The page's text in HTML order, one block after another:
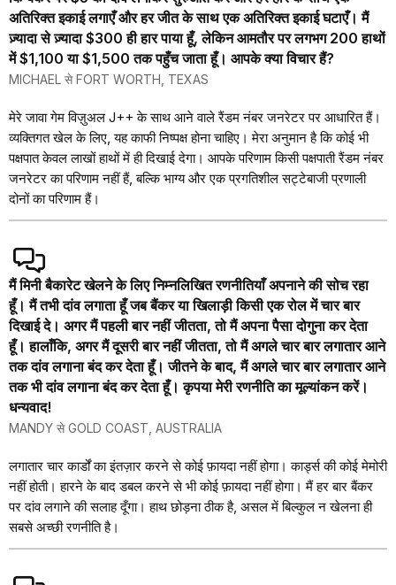
अतिरिक्त इकाई लगाएँ और हर जीत के साथ एक अतिरिक्त इकाई घटाएँ। मैं
ज़्यादा से ज़्यादा $300 ही हार पाया हूँ, लेकिन आमतौर पर लगभग 200 हाथों
में $1,100 या $1,500 तक पहुँच जाता हूँ। आपके क्या विचार हैं?
MICHAEL से FORT WORTH, TEXAS
मेरे जावा गेम विज़ुअल J++ के साथ आने वाले रैंडम नंबर जनरेटर पर आधारित हैं।
व्यक्तिगत खेल के लिए, यह काफी निष्पक्ष होना चाहिए। मेरा अनुमान है कि कोई भी
पक्षपात केवल लाखों हाथों में ही दिखाई देगा। आपके परिणाम किसी पक्षपाती रैंडम नंबर
जनरेटर का परिणाम नहीं हैं, बल्कि भाग्य और एक प्रगतिशील सट्टेबाजी प्रणाली
दोनों का परिणाम हैं।
मैं मिनी बैकारेट खेलने के लिए निम्नलिखित रणनीतियाँ अपनाने की सोच रहा
हूँ। मैं तभी दांव लगाता हूँ जब बैंकर या खिलाड़ी किसी एक रोल में चार बार
दिखाई दे। अगर मैं पहली बार नहीं जीतता, तो मैं अपना पैसा दोगुना कर देता
हूँ। हालाँकि, अगर मैं दूसरी बार नहीं जीतता, तो मैं अगले चार बार लगातार आने
तक दांव लगाना बंद कर देता हूँ। जीतने के बाद, मैं अगले चार बार लगातार आने
तक भी दांव लगाना बंद कर देता हूँ। कृपया मेरी रणनीति का मूल्यांकन करें।
धन्यवाद!
MANDY से GOLD COAST, AUSTRALIA
लगातार चार कार्डों का इंतज़ार करने से कोई फ़ायदा नहीं होगा। कार्ड्स की कोई मेमोरी
नहीं होती। हारने के बाद डबल करने से भी कोई फ़ायदा नहीं होगा। मैं हर बार बैंकर
पर दांव लगाने की सलाह दूँगा। हाथ छोड़ना ठीक है, असल में बिल्कुल न खेलना ही
सबसे अच्छी रणनीति है।